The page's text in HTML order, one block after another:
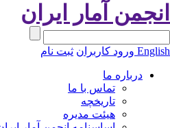
آمار ایران
ورود کاربران ثبت نام
درباره ما
تماس با ما
تاریخچه
هیئت مدیره